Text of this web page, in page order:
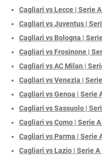
Cagliari vs Lecce | Serie
Cagliari vs Juventus |
Cagliari vs Bologna |
Cagliari vs Frosinone |
Cagliari vs AC Milan |
Cagliari vs Venezia |
Cagliari vs Genoa | Serie
Cagliari vs Sassuolo |
Cagliari vs Como | Serie
Cagliari vs Parma | Serie
Cagliari vs Lazio | Serie A